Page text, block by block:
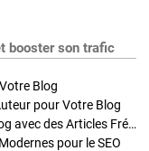
booster son trafic
Blog
pour Votre Blog
Stratégies de Publication : Boostez Votre Blog avec des Articles Fréquents et Exclusifs
pour le SEO